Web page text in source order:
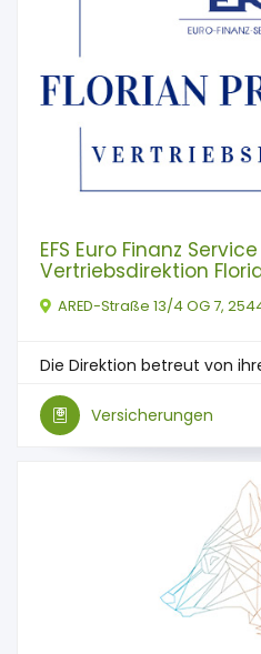
EFS Euro Finanz
Vertriebsdirektion
ARED-Straße 13/4 OG 7,
Die Direktion betreut von
Versicherungen